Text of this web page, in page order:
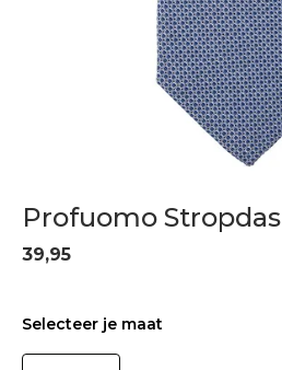
Profuomo Stropdas
39,95
Selecteer je maat